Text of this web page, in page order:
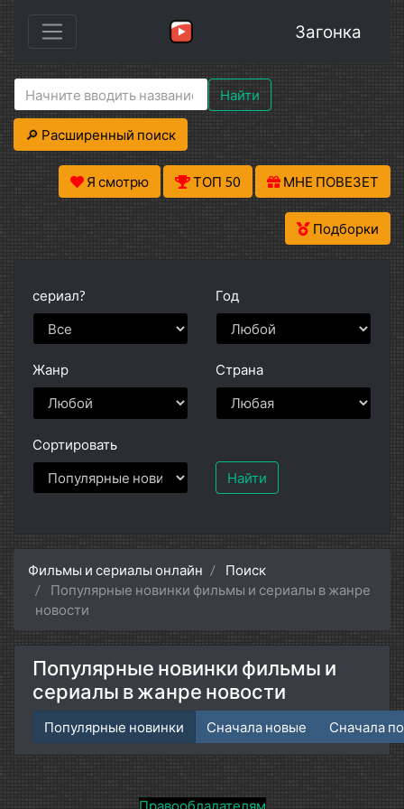
Загонка
Найти
🔎 Расширенный поиск
Я смотрю ТОП 50 МНЕ ПОВЕЗЕТ
Подборки
сериал? Год
Жанр Страна
Сортировать
Найти
Фильмы и сериалы онлайн
Поиск
Популярные новинки фильмы и сериалы в жанре
новости
Популярные новинки фильмы и
сериалы в жанре новости
Популярные новинки Сначала новые Сначала
Правообладателям